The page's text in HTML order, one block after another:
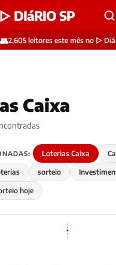
▷ DIáRIO SP
👥2.605 leitores este mês no ▷
Caixa
Loterias Caixa
sorteio
hoje